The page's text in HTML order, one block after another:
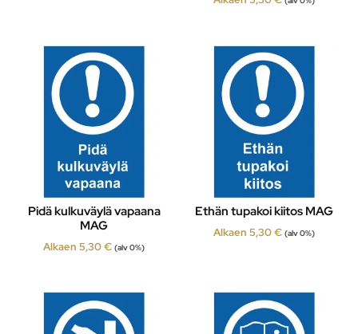
Pidä kulkuväylä vapaana
MAG
Alkaen5,30€ (alv 0%)
Ethän tupakoi kiitos MAG
Alkaen 5,30€ (alv 0%)